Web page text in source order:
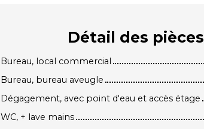
Détail des pièces
Bureau, local commercial
Bureau, bureau aveugle
Dégagement, avec point d'eau et accès étage
WC, + lave mains